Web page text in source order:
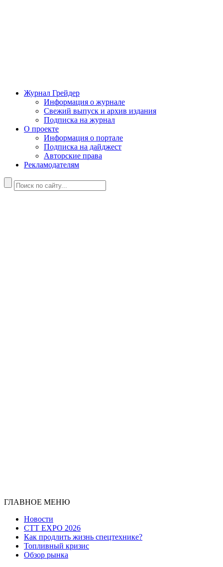
Журнал Грейдер
Информация о журнале
Свежий выпуск и архив издания
Подписка на журнал
О проекте
Информация о портале
Подписка на дайджест
Авторские права
Рекламодателям
ГЛАВНОЕ МЕНЮ
Новости
CTT EXPO 2026
Как продлить жизнь спецтехнике?
Топливный кризис
Обзор рынка